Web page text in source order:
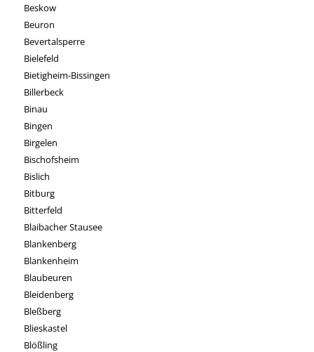
Beskow
Beuron
Bevertalsperre
Bielefeld
Bietigheim-Bissingen
Billerbeck
Binau
Bingen
Birgelen
Bischofsheim
Bislich
Bitburg
Bitterfeld
Blaibacher Stausee
Blankenberg
Blankenheim
Blaubeuren
Bleidenberg
Bleßberg
Blieskastel
Blößling